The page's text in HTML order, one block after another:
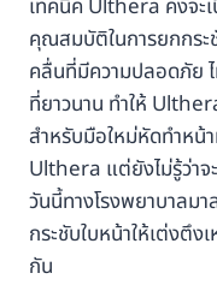
เทคนิค Ulthera คงจะ
คุณสมบัติในการยกกร
คลื่นที่มีความปลอดภัย
ที่ยาวนาน ทำให้
สำหรับมือใหม่หัดทำหน้
Ulthera แต่ยังไม่รู้ว่า
วันนี้ทางโรงพยาบาลม
กระชับใบหน้าให้เต่งตึ
กัน